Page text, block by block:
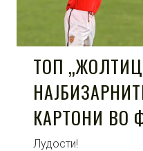
ТОП
КАРТОНИ ВО
Лудости!